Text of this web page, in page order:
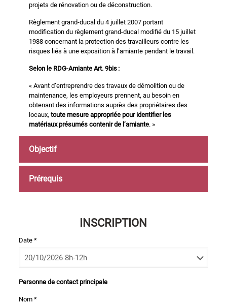
projets de rénovation ou de déconstruction.
Règlement grand-ducal du 4 juillet 2007 portant
modification du règlement grand-ducal modifié du 15 juillet
1988 concernant la protection des travailleurs contre les
risques liés à une exposition à l’amiante pendant le travail.
Selon le RDG-Amiante Art. 9bis :
« Avant d’entreprendre des travaux de démolition ou de
maintenance, les employeurs prennent, au besoin en
obtenant des informations auprès des propriétaires des
locaux, toute mesure appropriée pour identifier les
matériaux présumés contenir de l’amiante. »
Objectif
Prérequis
INSCRIPTION
Date *
Personne de contact principale
Nom *